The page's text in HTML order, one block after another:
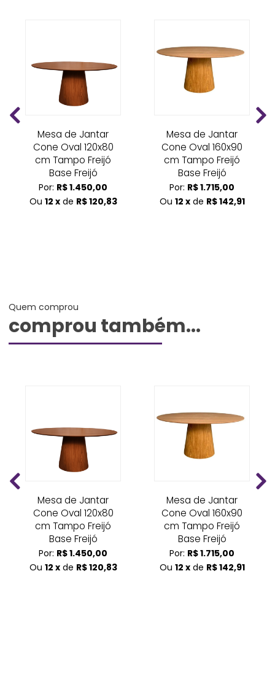
Mesa de Jantar
Cone Oval 120x80
cm Tampo Freijó
Base Freijó
Por: R$ 1.450,00
Ou 12 xde R$ 120,83
Mesa de Jantar
Cone Oval 160x90
cm Tampo Freijó
Base Freijó
Por: R$ 1.715,00
Ou 12 xde R$ 142,91
Quem comprou
comprou também...
Mesa de Jantar
Cone Oval 120x80
cm Tampo Freijó
Base Freijó
Por: R$ 1.450,00
Ou 12 xde R$ 120,83
Mesa de Jantar
Cone Oval 160x90
cm Tampo Freijó
Base Freijó
Por: R$ 1.715,00
Ou 12 xde R$ 142,91